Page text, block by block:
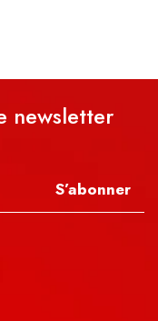
newsletter
S’abonner